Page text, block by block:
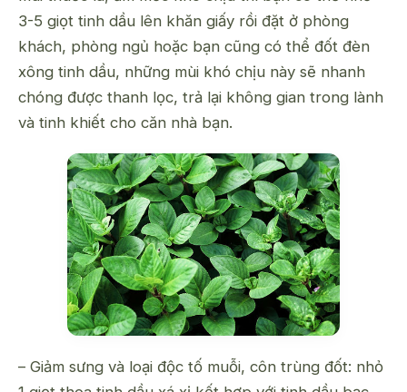
3-5 giọt tinh dầu lên khăn giấy rồi đặt ở phòng
khách, phòng ngủ hoặc bạn cũng có thể đốt đèn
xông tinh dầu, những mùi khó chịu này sẽ nhanh
chóng được thanh lọc, trả lại không gian trong lành
và tinh khiết cho căn nhà bạn.
– Giảm sưng và loại độc tố muỗi, côn trùng đốt: nhỏ